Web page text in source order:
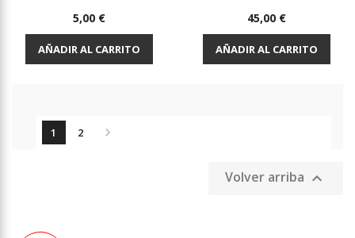
Precio
5,00 €
AÑADIR AL CARRITO
Precio
45,00 €
AÑADIR AL CARRITO
1 2 
Volver arriba 